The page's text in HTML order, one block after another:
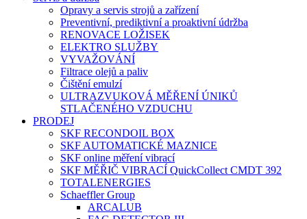
Opravy a servis strojů a zařízení
Preventivní, prediktivní a proaktivní údržba
RENOVACE LOŽISEK
ELEKTRO SLUŽBY
VYVAŽOVÁNÍ
Filtrace olejů a paliv
Čištění emulzí
ULTRAZVUKOVÁ MĚŘENÍ ÚNIKŮ
STLAČENÉHO VZDUCHU
PRODEJ
SKF RECONDOIL BOX
SKF AUTOMATICKÉ MAZNICE
SKF online měření vibrací
SKF MĚŘIČ VIBRACÍ QuickCollect CMDT 392
TOTALENERGIES
Schaeffler Group
ARCALUB